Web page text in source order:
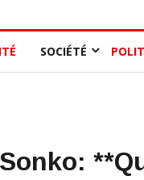
SOCIÉTÉ